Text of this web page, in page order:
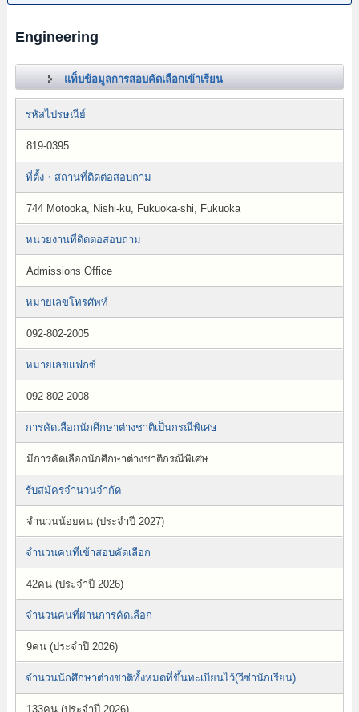
Engineering
แท็บข้อมูลการสอบคัดเลือกเข้าเรียน
รหัสไปรษณีย์
819-0395
ที่ตั้ง・สถานที่ติดต่อสอบถาม
744 Motooka, Nishi-ku, Fukuoka-shi, Fukuoka
หน่วยงานที่ติดต่อสอบถาม
Admissions Office
หมายเลขโทรศัพท์
092-802-2005
หมายเลขแฟกซ์
092-802-2008
การคัดเลือกนักศึกษาต่างชาติเป็นกรณีพิเศษ
มีการคัดเลือกนักศึกษาต่างชาติกรณีพิเศษ
รับสมัครจำนวนจำกัด
จำนวนน้อยคน (ประจำปี 2027)
จำนวนคนที่เข้าสอบคัดเลือก
42คน (ประจำปี 2026)
จำนวนคนที่ผ่านการคัดเลือก
9คน (ประจำปี 2026)
จำนวนนักศึกษาต่างชาติทั้งหมดที่ขึ้นทะเบียนไว้(วีซ่านักเรียน)
133คน (ประจำปี 2026)